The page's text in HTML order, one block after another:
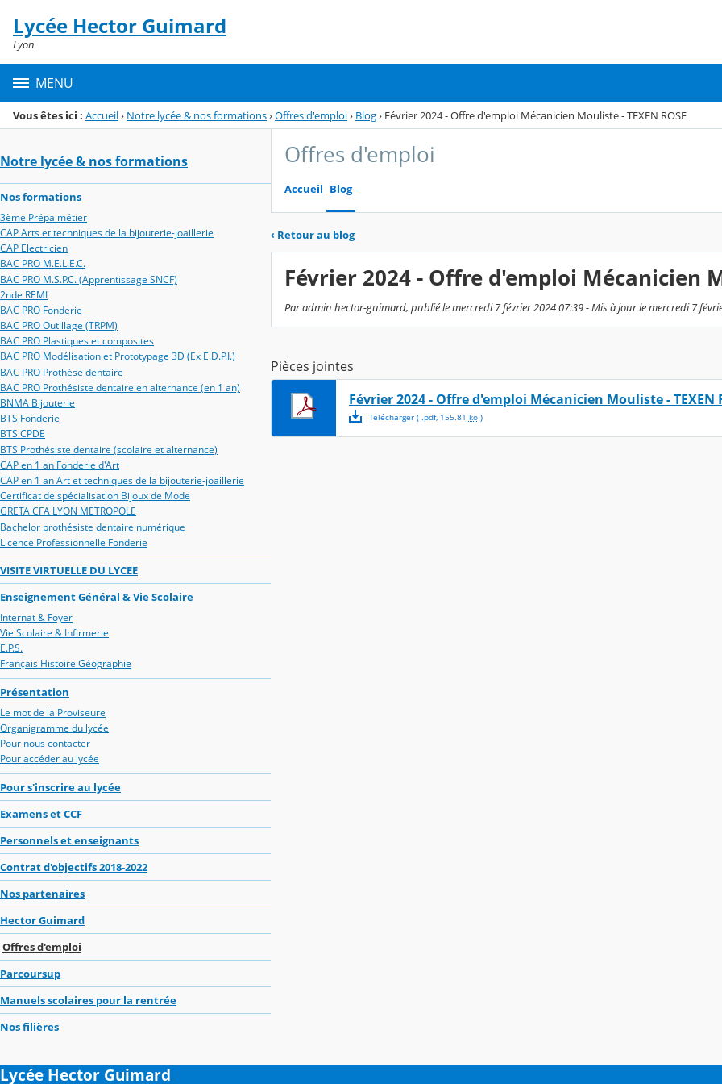
Menu de la rubrique
Contenu
Lycée Hector Guimard
Lyon
MENU
Vous êtes ici : Accueil› Notre lycée & nos formations›Offres d'emploi› Blog› Février 2024 - Offre d'emploi Mécanicien Mouliste - TEXEN ROSE
Notre lycée & nos formations
Nos formations
3ème Prépa métier
CAP Arts et techniques de la bijouterie-joaillerie
CAP Electricien
BAC PRO M.E.L.E.C.
BAC PRO M.S.P.C. (Apprentissage SNCF)
2nde REMI
BAC PRO Fonderie
BAC PRO Outillage (TRPM)
BAC PRO Plastiques et composites
BAC PRO Modélisation et Prototypage 3D (Ex E.D.P.I.)
BAC PRO Prothèse dentaire
BAC PRO Prothésiste dentaire en alternance (en 1 an)
BNMA Bijouterie
BTS Fonderie
BTS CPDE
BTS Prothésiste dentaire (scolaire et alternance)
CAP en 1 an Fonderie d'Art
CAP en 1 an Art et techniques de la bijouterie-joaillerie
Certificat de spécialisation Bijoux de Mode
GRETA CFA LYON METROPOLE
Bachelor prothésiste dentaire numérique
Licence Professionnelle Fonderie
VISITE VIRTUELLE DU LYCEE
Enseignement Général & Vie Scolaire
Internat & Foyer
Vie Scolaire & Infirmerie
E.P.S.
Français Histoire Géographie
Présentation
Le mot de la Proviseure
Organigramme du lycée
Pour nous contacter
Pour accéder au lycée
Pour s'inscrire au lycée
Examens et CCF
Personnels et enseignants
Contrat d'objectifs 2018-2022
Nos partenaires
Hector Guimard
Offres d'emploi
Parcoursup
Manuels scolaires pour la rentrée
Nos filières
Offres d'emploi
Accueil Blog
‹ Retour au blog
Février 2024 - Offre d'emploi Mécanicien
Par admin hector-guimard, publié le mercredi 7 février 2024 07:39 - Mis à jour le mercredi 7
Pièces jointes
Février 2024 - Offre d'emploi Mécanicien Mouliste - TEXEN
Télécharger( .pdf, 155.81 ko)
Lycée Hector Guimard